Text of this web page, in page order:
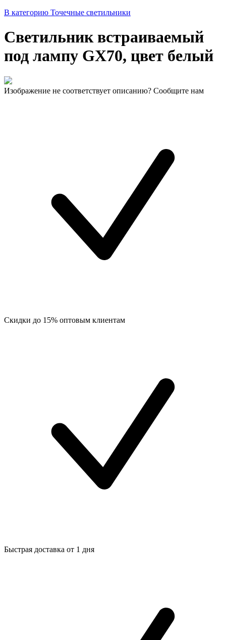
В категорию Точечные светильники
Светильник встраиваемый
под лампу GX70, цвет белый
Изображение не соответствует описанию? Сообщите нам
Скидки до 15% оптовым клиентам
Быстрая доставка от 1 дня